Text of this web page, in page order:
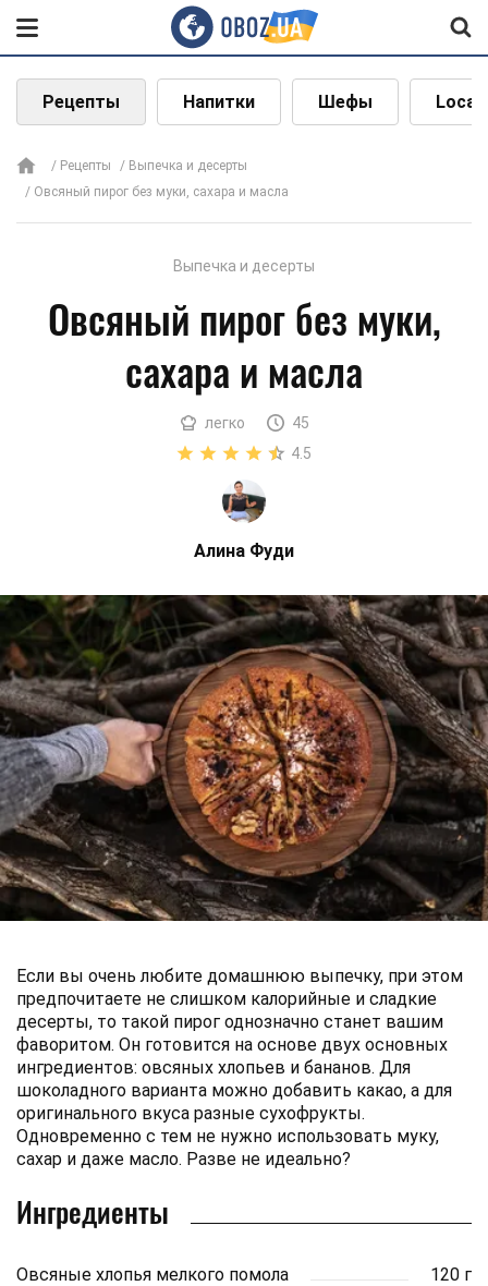
Рецепты Напитки Шефы Local
Рецепты
Выпечка и десерты
Овсяный пирог без муки, сахара и масла
Выпечка и десерты
Овсяный пирог без муки,
сахара и масла
легко
45
4.5
Алина Фуди
Если вы очень любите домашнюю выпечку, при этом
предпочитаете не слишком калорийные и сладкие
десерты, то такой пирог однозначно станет вашим
фаворитом. Он готовится на основе двух основных
ингредиентов: овсяных хлопьев и бананов. Для
шоколадного варианта можно добавить какао, а для
оригинального вкуса разные сухофрукты.
Одновременно с тем не нужно использовать муку,
сахар и даже масло. Разве не идеально?
Ингредиенты
Овсяные хлопья мелкого помола
120 г